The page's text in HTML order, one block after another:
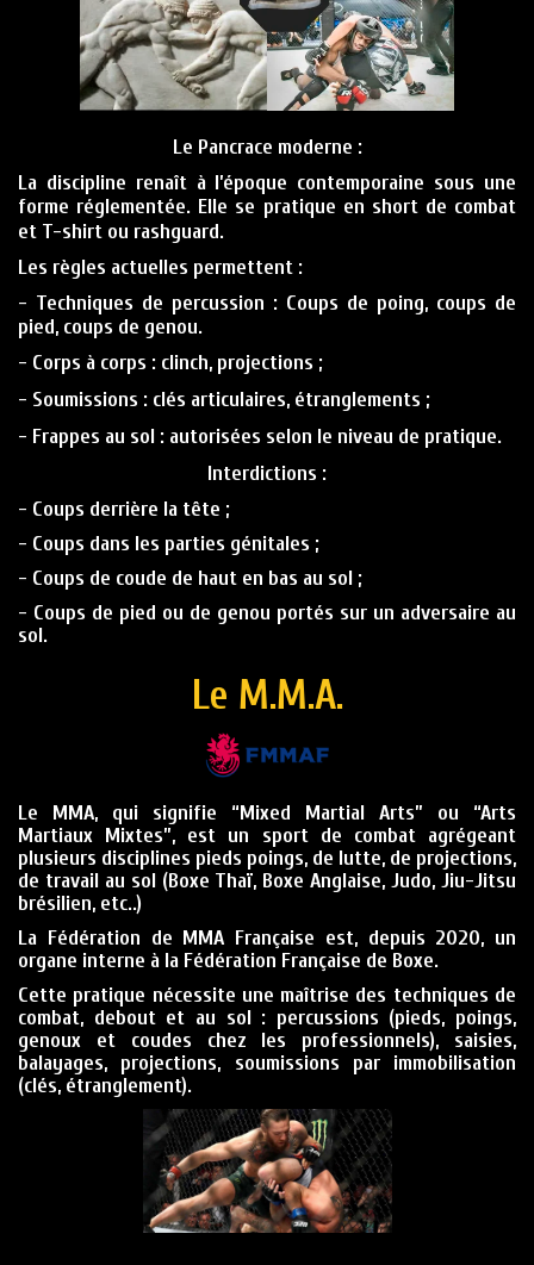
Le Pancrace moderne :
La discipline renaît à l’époque contemporaine sous une
forme réglementée. Elle se pratique en short de combat
et T-shirt ou rashguard.
Les règles actuelles permettent :
- Techniques de percussion : Coups de poing, coups de
pied, coups de genou.
- Corps à corps : clinch, projections ;
- Soumissions : clés articulaires, étranglements ;
- Frappes au sol : autorisées selon le niveau de pratique.
Interdictions :
- Coups derrière la tête ;
- Coups dans les parties génitales ;
- Coups de coude de haut en bas au sol ;
- Coups de pied ou de genou portés sur un adversaire au
sol.
Le M.M.A.
Le MMA, qui signifie “Mixed Martial Arts” ou “Arts
Martiaux Mixtes”, est un sport de combat agrégeant
plusieurs disciplines pieds poings, de lutte, de projections,
de travail au sol (Boxe Thaï, Boxe Anglaise, Judo, Jiu-Jitsu
brésilien, etc..)
La Fédération de MMA Française est, depuis 2020, un
organe interne à la Fédération Française de Boxe.
Cette pratique nécessite une maîtrise des techniques de
combat, debout et au sol : percussions (pieds, poings,
genoux et coudes chez les professionnels), saisies,
balayages, projections, soumissions par immobilisation
(clés, étranglement).